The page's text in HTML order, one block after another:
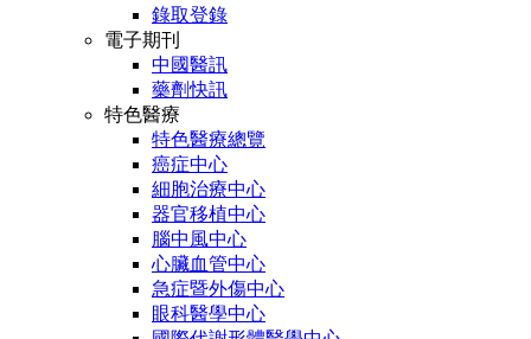
錄取登錄
電子期刊
中國醫訊
藥劑快訊
特色醫療
特色醫療總覽
癌症中心
細胞治療中心
器官移植中心
腦中風中心
心臟血管中心
急症暨外傷中心
眼科醫學中心